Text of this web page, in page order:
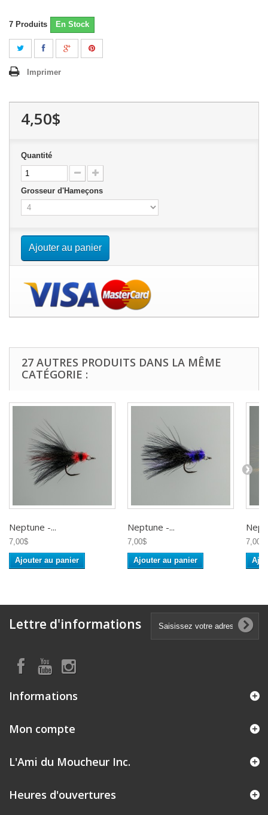
7 Produits En Stock
Imprimer
4,50$
Quantité
Grosseur d'Hameçons
Ajouter au panier
27 AUTRES PRODUITS DANS LA MÊME
CATÉGORIE :
Neptune -...
7,00$
Ajouter au panier
Neptune -...
7,00$
Ajouter au panier
7,00$
Lettre d'informations
Informations
Mon compte
L'Ami du Moucheur Inc.
Heures d'ouvertures